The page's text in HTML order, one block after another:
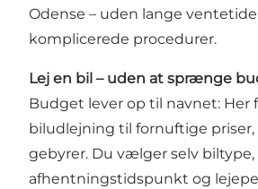
Odense – uden lange
komplicerede procedurer.
Lej en bil – uden at sprænge
Budget lever op til navnet: Her
biludlejning til fornuftige
gebyrer. Du vælger selv biltype,
afhentningstidspunkt og